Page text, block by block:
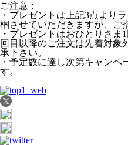
ご注意：
・プレゼントは上記3点より
梱させていただきますが、ご
・プレゼントはおひとりさま
回目以降のご注文は先着対象
承下さい。
・予定数に達し次第キャンペ
す。